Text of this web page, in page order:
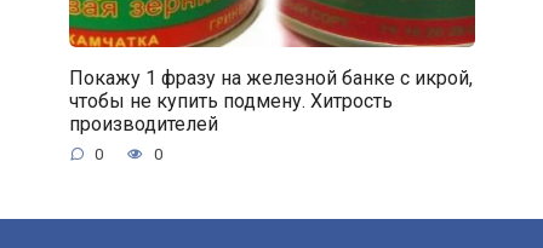
Покажу 1 фразу на железной банке с икрой,
чтобы не купить подмену. Хитрость
производителей
0 0